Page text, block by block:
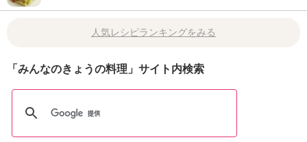
人気レシピランキングをみる
「みんなのきょうの料理」サイト内検索